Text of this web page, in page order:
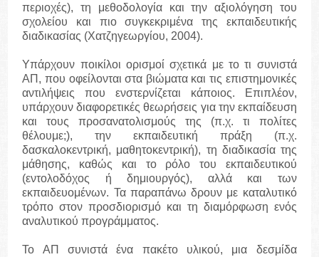
περιοχές), τη μεθοδολογία και την αξιολόγηση του
σχολείου και πιο συγκεκριμένα της εκπαιδευτικής
διαδικασίας (Χατζηγεωργίου, 2004).
Υπάρχουν ποικίλοι ορισμοί σχετικά με το τι συνιστά
ΑΠ, που οφείλονται στα βιώματα και τις επιστημονικές
αντιλήψεις που ενστερνίζεται κάποιος. Επιπλέον,
υπάρχουν διαφορετικές θεωρήσεις για την εκπαίδευση
και τους προσανατολισμούς της (π.χ. τι πολίτες
θέλουμε;), την εκπαιδευτική πράξη (π.χ.
δασκαλοκεντρική, μαθητοκεντρική), τη διαδικασία της
μάθησης, καθώς και το ρόλο του εκπαιδευτικού
(εντολοδόχος ή δημιουργός), αλλά και των
εκπαιδευομένων. Τα παραπάνω δρουν με καταλυτικό
τρόπο στον προσδιορισμό και τη διαμόρφωση ενός
αναλυτικού προγράμματος.
Το ΑΠ συνιστά ένα πακέτο υλικού, μια δεσμίδα